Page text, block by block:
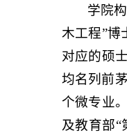
学院
木工程”博
对应的硕
均名列前
个微专业
及教育部